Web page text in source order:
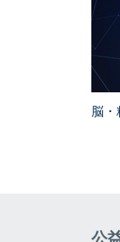
脳・
公